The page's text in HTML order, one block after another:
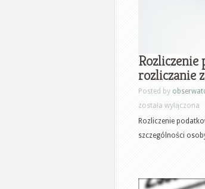
Rozliczenie
rozliczanie
Posted by
została wyłączona
Rozliczenie
szczególności